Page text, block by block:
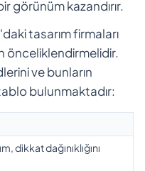
görünüm kazandırır.
tasarım firmaları
önceliklendirmelidir.
ve bunların
bulunmaktadır:
dikkat dağınıklığını